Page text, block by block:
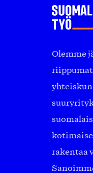
Olemme
rakentaa